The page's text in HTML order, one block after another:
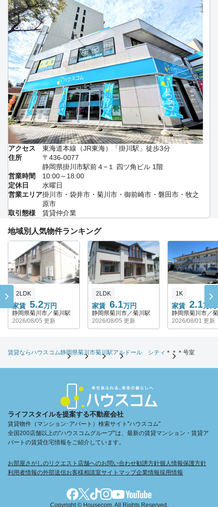
アクセス
東海道本線（JR東海）「掛川駅」徒歩3分
住所
〒436-0077
静岡県掛川市駅前４−１ 四ツ角ビル 1階
営業時間
10:00～18:00
定休日
水曜日
営業エリア掛川市・袋井市・菊川市・御前崎市・磐田市・牧之
原市
取引態様
賃貸仲介業
地域別人気物件ランキング
家賃 5.2万円
2LDK
静岡県菊川市／菊川駅
2026/08/05 更新
家賃 6.1万円
2LDK
静岡県菊川市／菊川駅
2026/08/05 更新
家賃 2.1万円
1K
静岡県菊川市／
2026/08/01 更新
賃貸ならハウスコム静岡県菊川市菊川駅アルドール シティ ＊＊＊号室
ライフスタイルを提案する不動産会社
賃貸物件（マンション･アパート）検索サイト"ハウスコム"
全国200店舗以上の"ハウスコムグループ"は、最新の賃貸マンション・賃貸ア
パートの賃貸住宅情報をご紹介しています。
お部屋さがしのリクエスト 店舗へのお問い合わせ勧誘方針個人情報保護方針
利用者情報の外部送信お客様相談室サイトマップ企業情報採用情報
Copyright © Housecom. All Rights Reserved.